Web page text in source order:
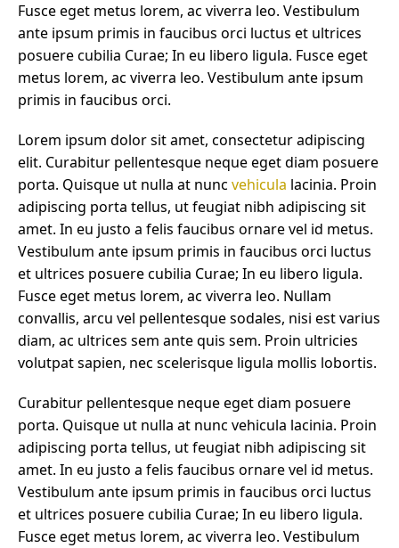
Fusce eget metus lorem, ac viverra leo. Vestibulum
ante ipsum primis in faucibus orci luctus et ultrices
posuere cubilia Curae; In eu libero ligula. Fusce eget
metus lorem, ac viverra leo. Vestibulum ante ipsum
primis in faucibus orci.
Lorem ipsum dolor sit amet, consectetur adipiscing
elit. Curabitur pellentesque neque eget diam posuere
porta. Quisque ut nulla at nunc vehicula lacinia. Proin
adipiscing porta tellus, ut feugiat nibh adipiscing sit
amet. In eu justo a felis faucibus ornare vel id metus.
Vestibulum ante ipsum primis in faucibus orci luctus
et ultrices posuere cubilia Curae; In eu libero ligula.
Fusce eget metus lorem, ac viverra leo. Nullam
convallis, arcu vel pellentesque sodales, nisi est varius
diam, ac ultrices sem ante quis sem. Proin ultricies
volutpat sapien, nec scelerisque ligula mollis lobortis.
Curabitur pellentesque neque eget diam posuere
porta. Quisque ut nulla at nunc vehicula lacinia. Proin
adipiscing porta tellus, ut feugiat nibh adipiscing sit
amet. In eu justo a felis faucibus ornare vel id metus.
Vestibulum ante ipsum primis in faucibus orci luctus
et ultrices posuere cubilia Curae; In eu libero ligula.
Fusce eget metus lorem, ac viverra leo. Vestibulum